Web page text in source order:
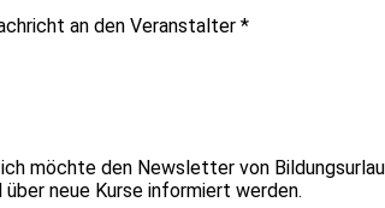
an den Veranstalter*
möchte den Newsletter von
über neue Kurse informiert werden.